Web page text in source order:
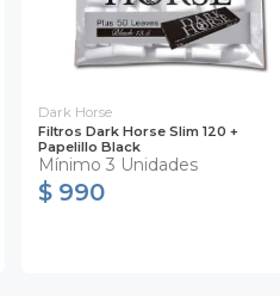
Dark Horse
Filtros Dark Horse Slim 120 +
Papelillo Black
Mínimo 3 Unidades
$ 990